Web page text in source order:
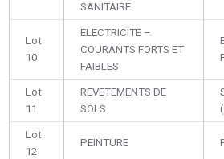
SANITAIRE
Lot
10
ELECTRICITE –
COURANTS FORTS ET
FAIBLES
Lot
11
REVETEMENTS DE
SOLS
Lot
12
PEINTURE